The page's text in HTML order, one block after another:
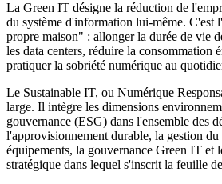
La Green IT désigne la réduction de
du système d'information lui-même. C'est
propre maison" : allonger la durée de vie
les data centers, réduire la consommation
pratiquer la sobriété numérique au
Le Sustainable IT, ou Numérique
large. Il intègre les dimensions
gouvernance (ESG) dans l'ensemble des
l'approvisionnement durable, la gestion
équipements, la gouvernance Green IT et
stratégique dans lequel s'inscrit la feuille